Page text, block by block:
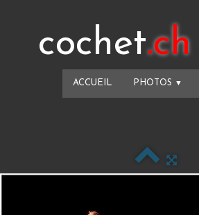
cochet.ch
ACCUEIL PHOTOS ▼